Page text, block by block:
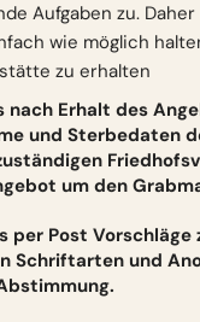
Aufgaben zu.
wie möglich
zu erhalten
nach Erhalt des
und Sterbedaten
um den
per Post
Schriftarten und